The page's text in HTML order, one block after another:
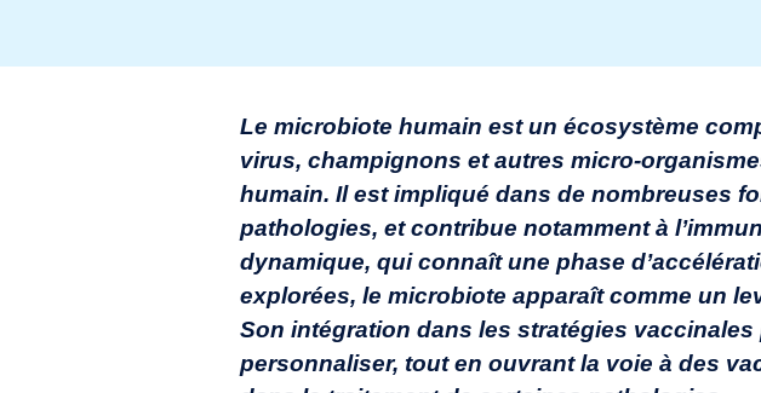
Le microbiote humain est un écosystème
virus, champignons et autres micro-
humain. Il est impliqué dans de nombreuses
pathologies, et contribue notamment à
dynamique, qui connaît une phase
explorées, le microbiote apparaît comme un
Son intégration dans les stratégies vaccinales
personnaliser, tout en ouvrant la voie à des